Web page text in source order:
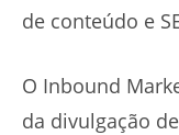
de conteúdo e
O Inbound
da divulgação